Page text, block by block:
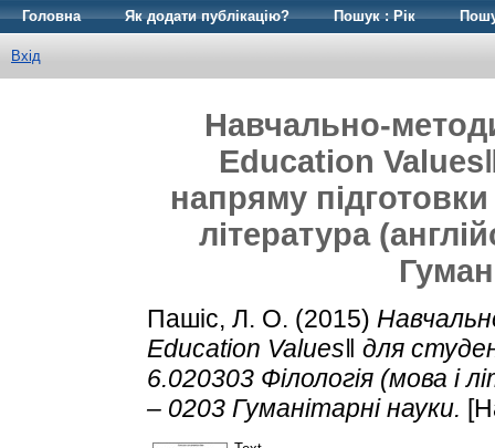
Головна Як додати публікацію? Пошук : Рік
Вхід
Навчально-
Education
напряму
література
Пашіс, Л. О. (2015)
Education Values‖ для
6.020303 Філологія (мова і
– 0203 Гуманітарні науки.